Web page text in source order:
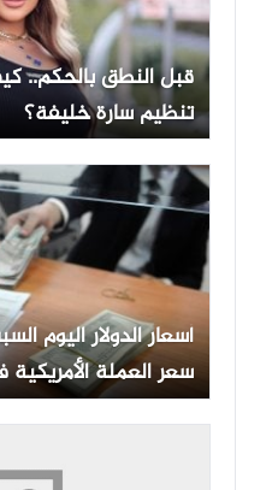
قبل النطق بالحكم..
تنظيم سارة خليفة؟
سعر العملة الأمريكية